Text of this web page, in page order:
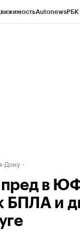
Autonews
Дону
в
БПЛА и